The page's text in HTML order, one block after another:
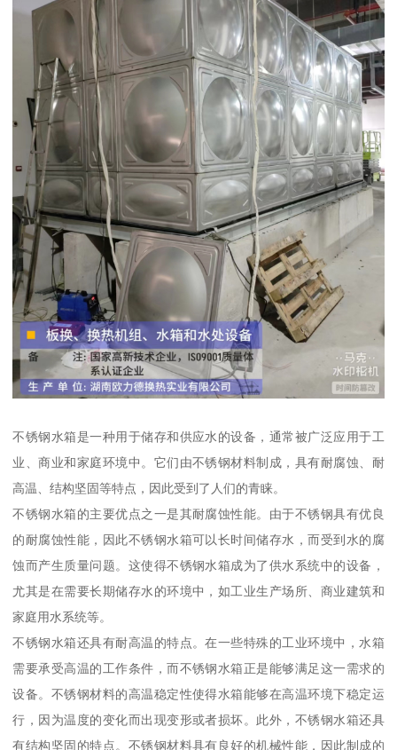
不锈钢水箱是一种用于储存和供应水的设备，通常被广泛应用于工
业、商业和家庭环境中。它们由不锈钢材料制成，具有耐腐蚀、耐
高温、结构坚固等特点，因此受到了人们的青睐。
不锈钢水箱的主要优点之一是其耐腐蚀性能。由于不锈钢具有优良
的耐腐蚀性能，因此不锈钢水箱可以长时间储存水，而受到水的腐
蚀而产生质量问题。这使得不锈钢水箱成为了供水系统中的设备，
尤其是在需要长期储存水的环境中，如工业生产场所、商业建筑和
家庭用水系统等。
不锈钢水箱还具有耐高温的特点。在一些特殊的工业环境中，水箱
需要承受高温的工作条件，而不锈钢水箱正是能够满足这一需求的
设备。不锈钢材料的高温稳定性使得水箱能够在高温环境下稳定运
行，因为温度的变化而出现变形或者损坏。此外，不锈钢水箱还具
有结构坚固的特点。不锈钢材料具有良好的机械性能，因此制成的